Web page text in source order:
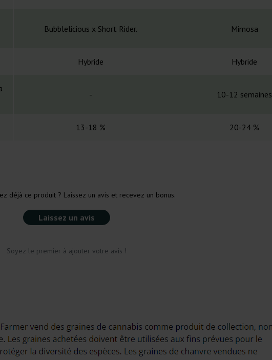
Bubblelicious x Short Rider. Mimosa
Hybride Hybride
- 10-12 semaines
13-18 % 20-24 %
déjà ce produit ? Laissez un avis et recevez un bonus.
Laissez un avis
Soyez le premier à ajouter votre avis !